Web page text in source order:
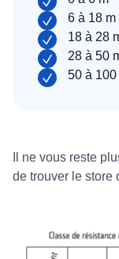
6 à 18 m
18 à 28
28 à 50
50 à 100
Il ne vous reste
de trouver le store